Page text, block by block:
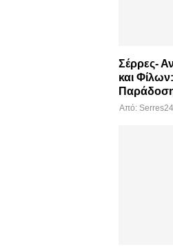
Σέρρες-
και
Από: Serres24